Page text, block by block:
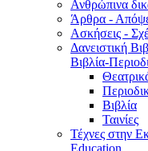
Ανθρώπινα
Άρθρα -
Ασκήσεις -
Δανειστική
Βιβλία-
Βιβλία
Ταινίες
Τέχνες στην
Education